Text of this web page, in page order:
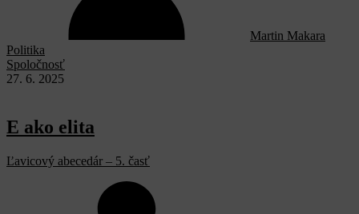
Martin Makara
Politika
Spoločnosť
27. 6. 2025
E ako elita
Ľavicový abecedár – 5. časť